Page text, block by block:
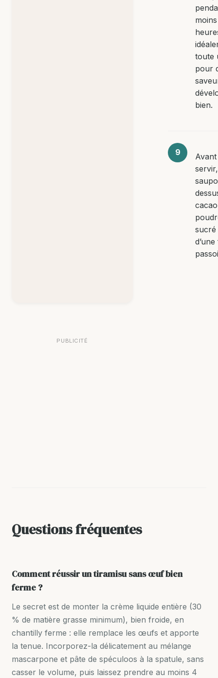
PUBLICITÉ
toute
pour
bien.
servir,
sucré
Questions fréquentes
Comment réussir un tiramisu sans œuf bien
ferme ?
Le secret est de monter la crème liquide entière (30
% de matière grasse minimum), bien froide, en
chantilly ferme : elle remplace les œufs et apporte
la tenue. Incorporez-la délicatement au mélange
mascarpone et pâte de spéculoos à la spatule, sans
casser le volume, puis laissez prendre au moins 4